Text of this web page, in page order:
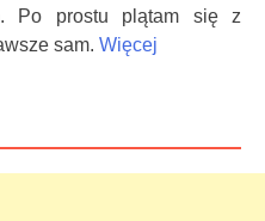
Po prostu plątam się z
sam. Więcej